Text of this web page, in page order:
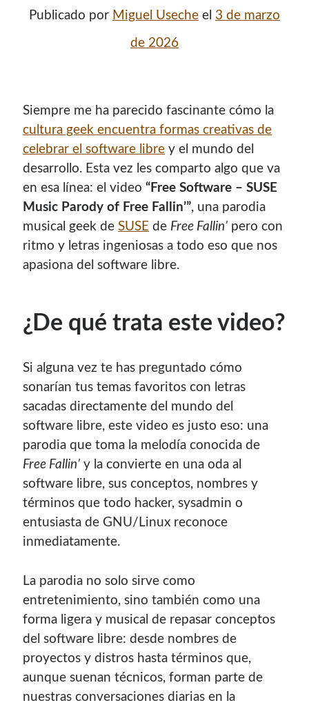
Publicado por Miguel Useche el 3 de marzo
de 2026
Siempre me ha parecido fascinante cómo la
cultura geek encuentra formas creativas de
celebrar el software libre y el mundo del
desarrollo. Esta vez les comparto algo que va
en esa línea: el video“Free Software – SUSE
Music Parody of Free Fallin’”, una parodia
musical geek deSUSE de Free Fallin’ pero con
ritmo y letras ingeniosas a todo eso que nos
apasiona del software libre.
¿De qué trata este video?
Si alguna vez te has preguntado cómo
sonarían tus temas favoritos con letras
sacadas directamente del mundo del
software libre, este video es justo eso: una
parodia que toma la melodía conocida de
Free Fallin’ y la convierte en una oda al
software libre, sus conceptos, nombres y
términos que todo hacker, sysadmin o
entusiasta de GNU/Linux reconoce
inmediatamente.
La parodia no solo sirve como
entretenimiento, sino también como una
forma ligera y musical de repasar conceptos
del software libre: desde nombres de
proyectos y distros hasta términos que,
aunque suenan técnicos, forman parte de
nuestras conversaciones diarias en la